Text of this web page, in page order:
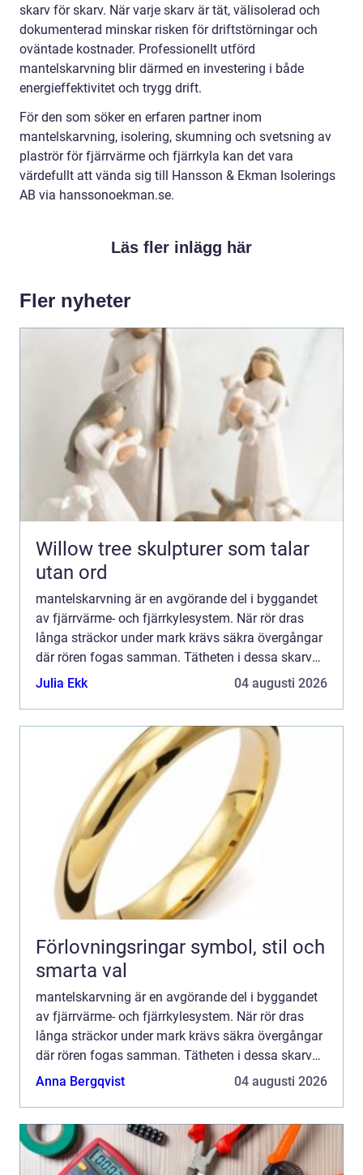
skarv för skarv. När varje skarv är tät, välisolerad och
dokumenterad minskar risken för driftstörningar och
oväntade kostnader. Professionellt utförd
mantelskarvning blir därmed en investering i både
energieffektivitet och trygg drift.
För den som söker en erfaren partner inom
mantelskarvning, isolering, skumning och svetsning av
plaströr för fjärrvärme och fjärrkyla kan det vara
värdefullt att vända sig till Hansson & Ekman Isolerings
AB via hanssonoekman.se.
Läs fler inlägg här
Fler nyheter
Willow tree skulpturer som talar
utan ord
mantelskarvning är en avgörande del i byggandet
av fjärrvärme- och fjärrkylesystem. När rör dras
långa sträckor under mark krävs säkra övergångar
där rören fogas samman. Tätheten i dessa skarvar
påverkar både energiförluster, livslängd och hur
Julia Ekk 04 augusti 2026
Förlovningsringar symbol, stil och
smarta val
mantelskarvning är en avgörande del i byggandet
av fjärrvärme- och fjärrkylesystem. När rör dras
långa sträckor under mark krävs säkra övergångar
där rören fogas samman. Tätheten i dessa skarvar
påverkar både energiförluster, livslängd och hur
Anna Bergqvist 04 augusti 2026